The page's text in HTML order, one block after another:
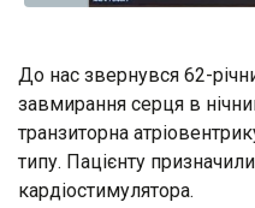
До нас звернувся 62-
завмирання серця в
транзиторна
типу. Пацієнту
кардіостимулятора.